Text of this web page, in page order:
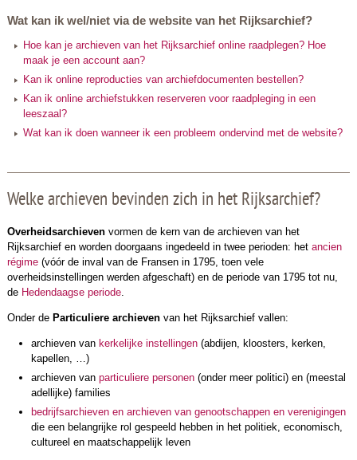
Wat kan ik wel/niet via de website van het Rijksarchief?
Hoe kan je archieven van het Rijksarchief online raadplegen? Hoe
maak je een account aan?
Kan ik online reproducties van archiefdocumenten bestellen?
Kan ik online archiefstukken reserveren voor raadpleging in een
leeszaal?
Wat kan ik doen wanneer ik een probleem ondervind met de website?
Welke archieven bevinden zich in het Rijksarchief?
Overheidsarchievenvormen de kern van de archieven van het
Rijksarchief en worden doorgaans ingedeeld in twee perioden: het ancien
régime(vóór de inval van de Fransen in 1795, toen vele
overheidsinstellingen werden afgeschaft) en de periode van 1795 tot nu,
de Hedendaagse periode.
Onder deParticuliere archieven van het Rijksarchief vallen:
archieven van kerkelijke instellingen(abdijen, kloosters, kerken,
kapellen, …)
archieven van particuliere personen(onder meer politici) en (meestal
adellijke) families
bedrijfsarchieven en archieven van genootschappen en verenigingen
die een belangrijke rol gespeeld hebben in het politiek, economisch,
cultureel en maatschappelijk leven